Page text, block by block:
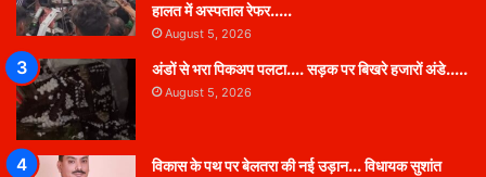
हालत में अस्पताल रेफर…..
August 5, 2026
अंडों से भरा पिकअप पलटा…. सड़क पर बिखरे हजारों अंडे…..
August 5, 2026
विकास के पथ पर बेलतरा की नई उड़ान… विधायक सुशांत